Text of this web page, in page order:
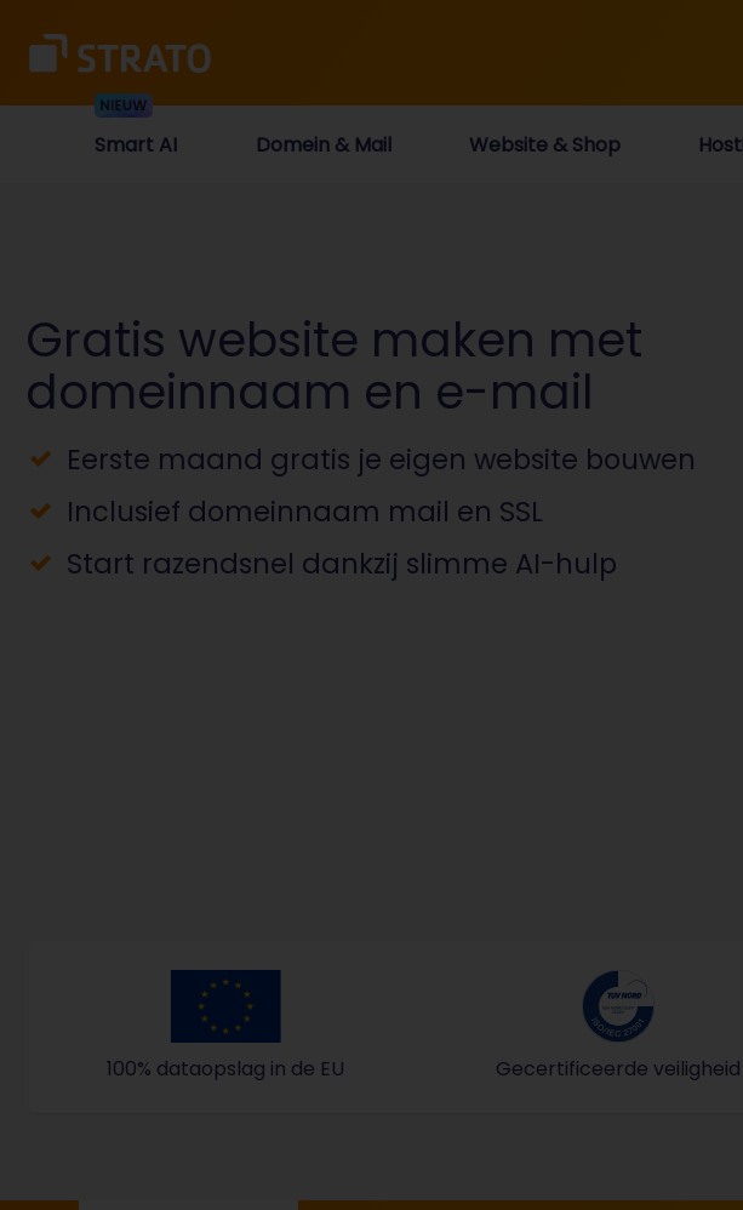
Smart AI Domein & Mail Website & Shop
Gratis website maken met
domeinnaam en e-mail
Eerste maand gratis je eigen website bouwen
Inclusief domeinnaam mail en SSL
Start razendsnel dankzij slimme AI-hulp
100% dataopslag in de EU
Gecertificeerde veiligheid